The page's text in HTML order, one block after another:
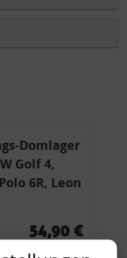
Domlager
Golf 4,
6R, Leon
54,90 €